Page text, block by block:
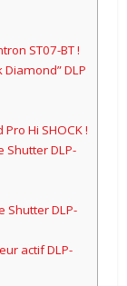
ST07-BT !
Diamond” DLP
Hi SHOCK !
Shutter DLP-
Shutter DLP-
actif DLP-